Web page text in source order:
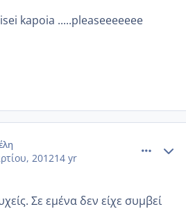
kapoia .....pleaseeeeeee
201214 yr
Σε εμένα δεν είχε συμβεί